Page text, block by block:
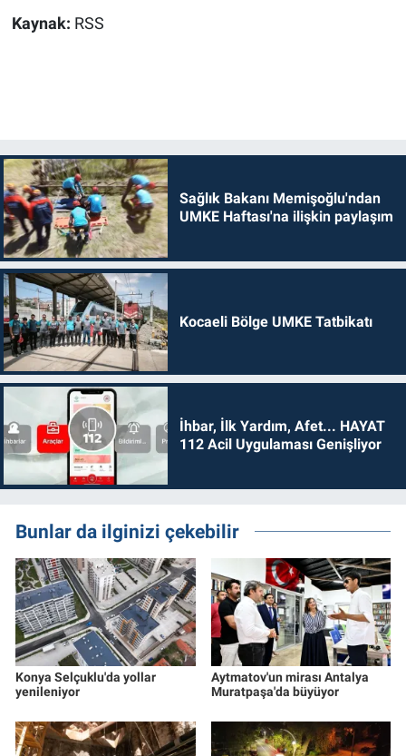
Kaynak: RSS
Sağlık Bakanı Memişoğlu'ndan
UMKE Haftası'na ilişkin paylaşım
Kocaeli Bölge UMKE Tatbikatı
İhbar, İlk Yardım, Afet... HAYAT
112 Acil Uygulaması Genişliyor
Bunlar da ilginizi çekebilir
Konya Selçuklu'da yollar
yenileniyor
Aytmatov'un mirası Antalya
Muratpaşa'da büyüyor